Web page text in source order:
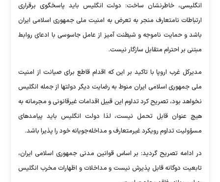
انگلیسی، خاطرنشان ساخت: دولت انگلیس باید پاسخگوی برقراری
ارتباطات نامتعارف منجر به تعرض به امنیت ملی جمهوری اسلامی ایران
باشد و حمایت ناموجه و شیطنت آمیز از عامل جاسوسی با ادعای روابط
مبتنی بر احترام متقابل سازگار نیست.
مدیرکل غرب اروپا با تاکید بر این که اقدام قاطع برای صیانت از امنیت
ملی جمهوری اسلامی ایران منوط به رضایت دیگر دولتها از جمله انگلیس
نخواهد بود، تصریح کرد تداوم این قبیل اقدامات غیرقانونی و مجرمانه به
هیچ عنوان قابل تحمل نیست، لذا دولت انگلیس باید پیامدهای
مسؤولیت تداوم رویکرد غیرمتعارف و مداخله‌جویانه خود را پذیرا باشد.
در ادامه تصریح گردید: بر اساس قوانین مدنی جمهوری اسلامی ایران،
تابعیت دوگانه قابل پذیرش نیست و مداخلات و اظهارات مخرب انگلیس